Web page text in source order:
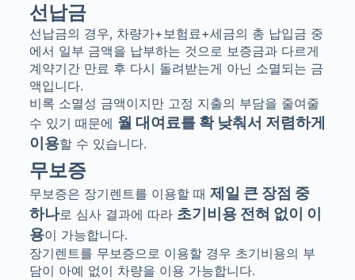
선납금
선납금의 경우, 차량가+보험료+세금의 총 납입금 중
에서 일부 금액을 납부하는 것으로 보증금과 다르게
계약기간 만료 후 다시 돌려받는게 아닌 소멸되는 금
액입니다.
비록 소멸성 금액이지만 고정 지출의 부담을 줄여줄
수 있기 때문에 월 대여료를 확 낮춰서 저렴하게
이용할 수 있습니다.
무보증
무보증은 장기렌트를 이용할 때 제일 큰 장점 중
하나로 심사 결과에 따라 초기비용 전혀 없이 이
용이 가능합니다.
장기렌트를 무보증으로 이용할 경우 초기비용의 부
담이 아예 없이 차량을 이용 가능합니다.